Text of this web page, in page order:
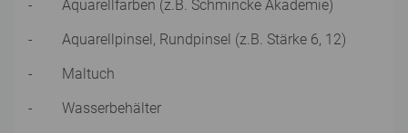
-
Aquarellfarben (z.B. Schmincke Akademie)
-
Aquarellpinsel, Rundpinsel (z.B. Stärke 6, 12)
-
Maltuch
-
Wasserbehälter